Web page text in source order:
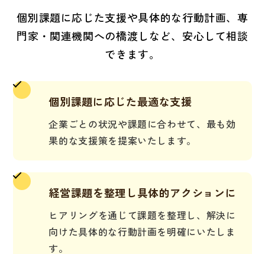
個別課題に応じた支援や具体的な行動計画、専
門家・関連機関への橋渡しなど、安心して相談
できます。
個別課題に応じた最適な支援
企業ごとの状況や課題に合わせて、最も効
果的な支援策を提案いたします。
経営課題を整理し具体的アクションに
ヒアリングを通じて課題を整理し、解決に
向けた具体的な行動計画を明確にいたしま
す。